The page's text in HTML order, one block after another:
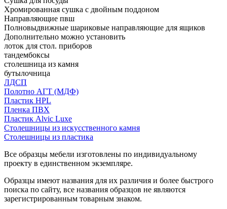
Хромированная сушка с двойным поддоном
Направляющие пвш
Полновыдвижные шариковые направляющие для ящиков
Дополнительно можно установить
лоток для стол. приборов
тандембоксы
столешница из камня
бутылочница
ЛДСП
Полотно АГТ (МДФ)
Пластик HPL
Пленка ПВХ
Пластик Alvic Luxe
Столешницы из искусственного камня
Столешницы из пластика
Все образцы мебели изготовлены по индивидуальному
проекту в единственном экземпляре.
Образцы имеют названия для их различия и более быстрого
поиска по сайту, все названия образцов не являются
зарегистрированным товарным знаком.